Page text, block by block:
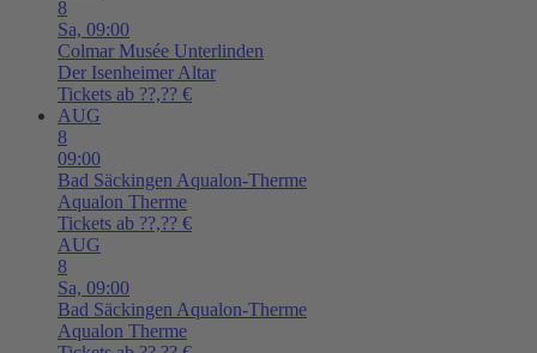
8
Sa, 09:00
Colmar Musée Unterlinden
Der Isenheimer Altar
Tickets ab ??,?? €
AUG
8
09:00
Bad Säckingen Aqualon-Therme
Aqualon Therme
Tickets ab ??,?? €
AUG
8
Sa, 09:00
Bad Säckingen Aqualon-Therme
Aqualon Therme